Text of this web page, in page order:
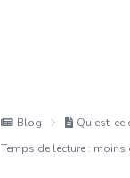
Blog
Qu’est-
Temps de lecture : moins